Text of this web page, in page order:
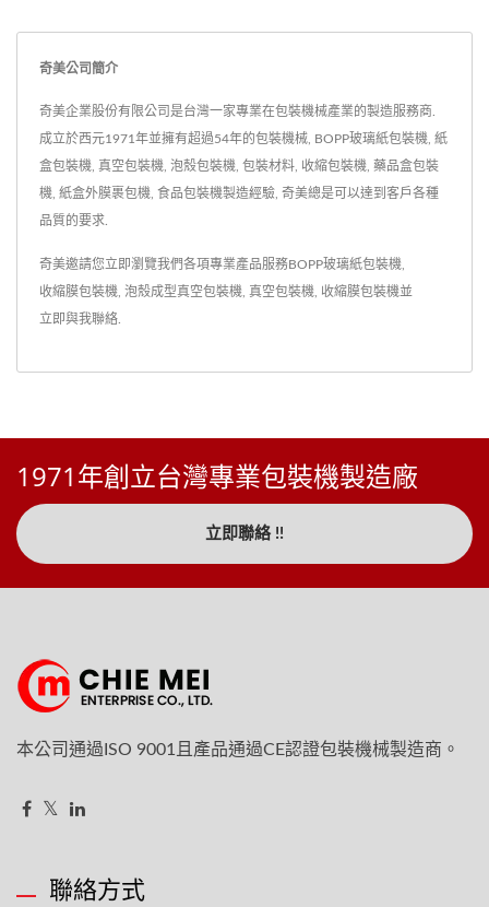
奇美公司簡介
奇美企業股份有限公司是台灣一家專業在包裝機械產業的製造服務商.
成立於西元1971年並擁有超過54年的包裝機械, BOPP玻璃紙包裝機, 紙
盒包裝機, 真空包裝機, 泡殼包裝機, 包裝材料, 收縮包裝機, 藥品盒包裝
機, 紙盒外膜裹包機, 食品包裝機製造經驗, 奇美總是可以達到客戶各種
品質的要求.
奇美邀請您立即瀏覽我們各項專業產品服務BOPP玻璃紙包裝機
收縮膜包裝機 泡殼成型真空包裝機 真空包裝機 收縮膜包裝機並
立即與我聯絡
1971年創立台灣專業包裝機製造廠
立即聯絡 !!
本公司通過ISO 9001且產品通過CE認證包裝機械製造商。
聯絡方式